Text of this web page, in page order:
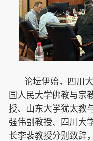
论坛伊始，四川
国人民大学佛教与宗
授、山东大学犹太教
强伟副教授、四川大
长李裴教授分别致辞